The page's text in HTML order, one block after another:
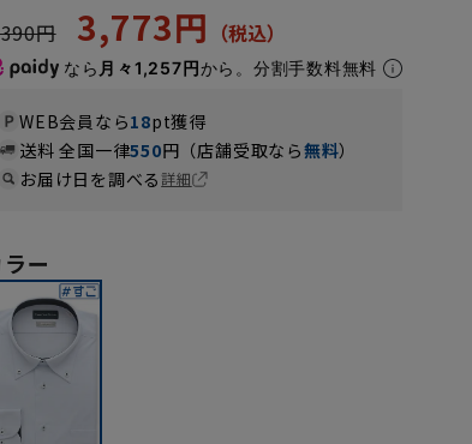
円 3,773円
なら 月々1,257円から。分割手数料無料
WEB会員なら18pt獲得
送料 全国一律550円（店舗受取なら無料）
お届け日を調べる詳細
ー